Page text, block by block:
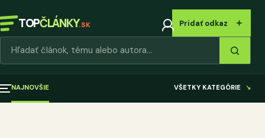
TOPČLÁNKY.SK Pridať odkaz ＋
NAJNOVŠIE VŠETKY KATEGÓRIE ↘